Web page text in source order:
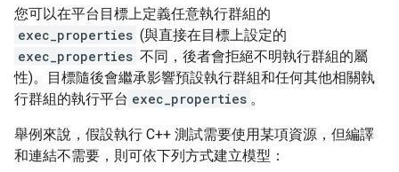
您可以在平台目標上定義任意執行群組的
exec_properties (與直接在目標上設定的
exec_properties 不同，後者會拒絕不明執行群組的屬
性)。目標隨後會繼承影響預設執行群組和任何其他相關執
行群組的執行平台 exec_properties 。
舉例來說，假設執行 C++ 測試需要使用某項資源，但編譯
和連結不需要，則可依下列方式建立模型：